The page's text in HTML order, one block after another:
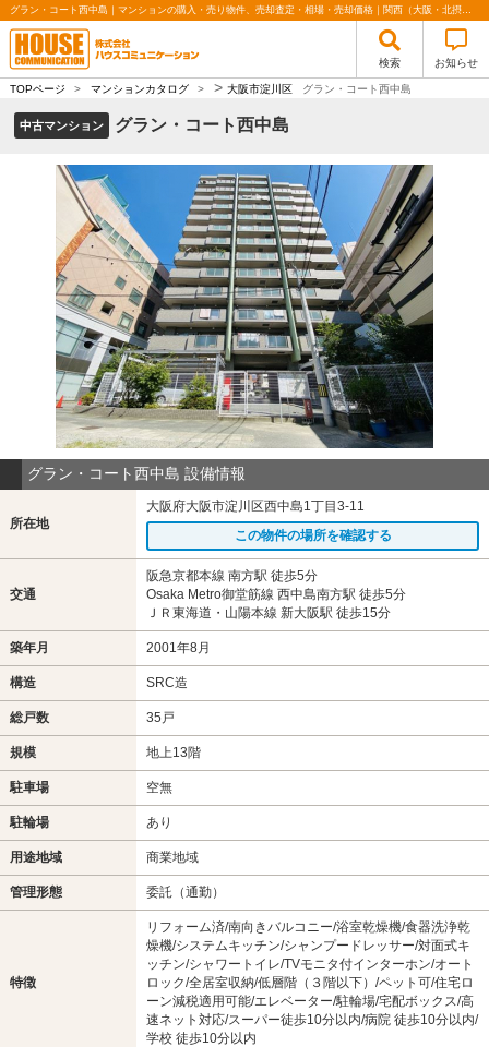
グラン・コート西中島｜マンションの購入・売り物件、売却査定・相場・売却価格｜関西（大阪・北摂・神戸）・関東（東京）で不動産の購入・売却、注文住宅、リノベーションの事なら株式会社ハウスコミュニケーション
検索 お知らせ
TOPページ > マンションカタログ > > 大阪市淀川区 グラン・コート西中島
中古マンション グラン・コート西中島
グラン・コート西中島 設備情報
所在地
大阪府大阪市淀川区西中島1丁目3-11
この物件の場所を確認する
交通
阪急京都本線 南方駅 徒歩5分
Osaka Metro御堂筋線 西中島南方駅 徒歩5分
ＪＲ東海道・山陽本線 新大阪駅 徒歩15分
築年月 2001年8月
構造 SRC造
総戸数 35戸
規模 地上13階
駐車場 空無
駐輪場 あり
用途地域 商業地域
管理形態 委託（通勤）
特徴
リフォーム済/南向きバルコニー/浴室乾燥機/食器洗浄乾
燥機/システムキッチン/シャンプードレッサー/対面式キ
ッチン/シャワートイレ/TVモニタ付インターホン/オート
ロック/全居室収納/低層階（３階以下）/ペット可/住宅ロ
ーン減税適用可能/エレベーター/駐輪場/宅配ボックス/高
速ネット対応/スーパー徒歩10分以内/病院 徒歩10分以内/
学校 徒歩10分以内